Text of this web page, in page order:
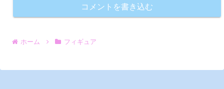
コメントを書き込む
ホーム フィギュア